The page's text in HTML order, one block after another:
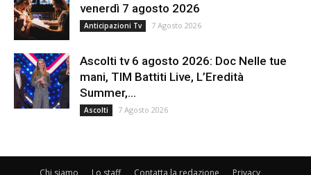
venerdì 7 agosto 2026
Anticipazioni Tv 7 Agosto 2026
Ascolti tv 6 agosto 2026: Doc Nelle tue
mani, TIM Battiti Live, L’Eredità
Summer,...
Ascolti 7 Agosto 2026
Chi siamo Lo staff Contatta la redazione Privacy